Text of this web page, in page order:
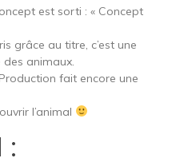
est sorti : « Concept
grâce au titre, c’est une
animaux.
fait encore une
l’animal
: